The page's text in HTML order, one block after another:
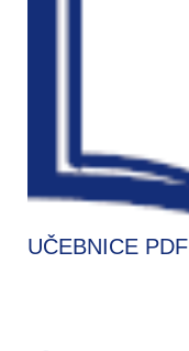
UČEBNICE PDF